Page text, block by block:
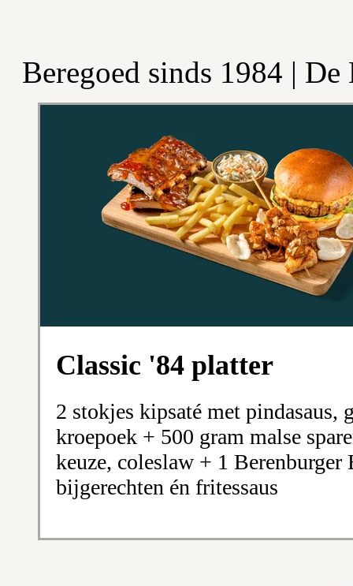
Beregoed sinds 1984 | De
Classic '84 platter
2 stokjes kipsaté met pindasaus,
kroepoek + 500 gram malse
keuze, coleslaw + 1
bijgerechten én fritessaus